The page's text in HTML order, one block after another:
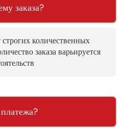
заказа?
количественных
заказа варьируется